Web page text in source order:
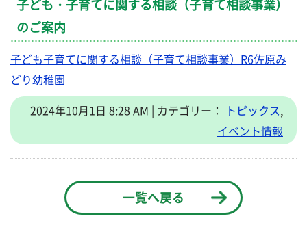
子ども・子育てに関する相談（子育て相談事業）
のご案内
子ども子育てに関する相談（子育て相談事業）R6佐原み
どり幼稚園
2024年10月1日 8:28 AM | カテゴリー：
トピックス,
イベント情報
一覧へ戻る